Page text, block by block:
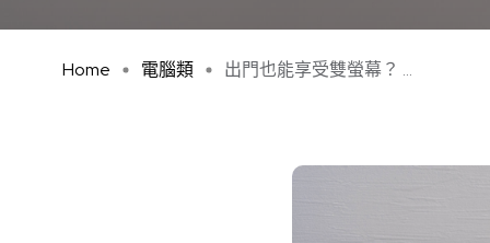
Home 電腦類 出門也能享受雙螢幕？ ...